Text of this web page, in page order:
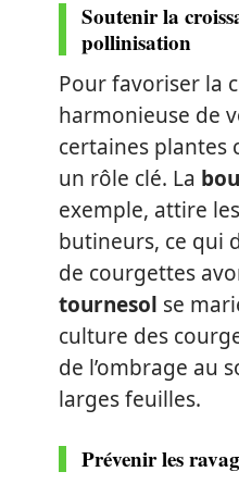
Soutenir la
pollinisation
Pour favoriser la
harmonieuse de
certaines plantes
un rôle clé. La
exemple, attire
butineurs, ce qui
de courgettes
tournesol se
culture des
de l’ombrage au
larges feuilles.
Prévenir les